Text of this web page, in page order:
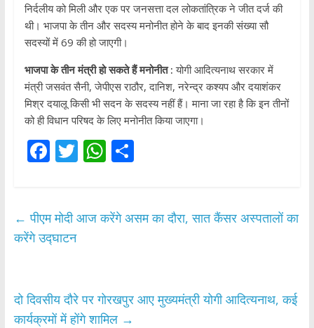
निर्दलीय को मिली और एक पर जनसत्ता दल लोकतांत्रिक ने जीत दर्ज की
थी। भाजपा के तीन और सदस्य मनोनीत होने के बाद इनकी संख्या सौ
सदस्यों में 69 की हो जाएगी।
भाजपा के तीन मंत्री हो सकते हैं मनोनीत : योगी आदित्यनाथ सरकार में
मंत्री जसवंत सैनी, जेपीएस राठौर, दानिश, नरेन्द्र कश्यप और दयाशंकर
मिश्र दयालू किसी भी सदन के सदस्य नहीं हैं। माना जा रहा है कि इन तीनों
को ही विधान परिषद के लिए मनोनीत किया जाएगा।
F
b
o
k
T
er
W
s
S
e
← पीएम मोदी आज करेंगे असम का दौरा, सात कैंसर अस्पतालों का
करेंगे उद्घाटन
दो द‍िवसीय दौरे पर गोरखपुर आए मुख्यमंत्री योगी आद‍ित्‍यनाथ, कई
कार्यक्रमों में होंगे शाम‍िल →